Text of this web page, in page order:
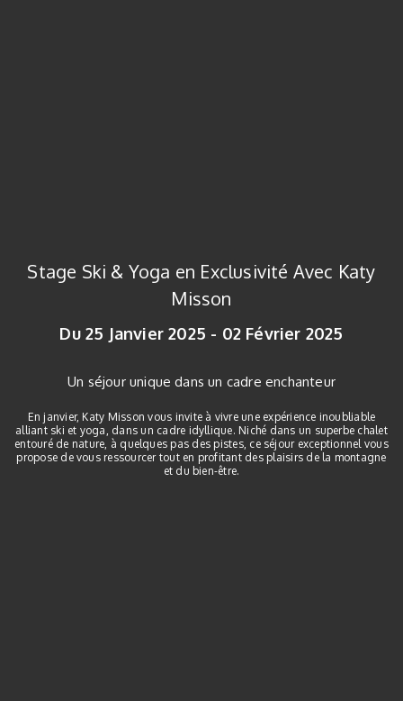
Stage Ski & Yoga en Exclusivité Avec Katy
Misson
Du 25 Janvier 2025 - 02 Février 2025
Un séjour unique dans un cadre enchanteur
En janvier, Katy Misson vous invite à vivre une expérience inoubliable
alliant ski et yoga, dans un cadre idyllique. Niché dans un superbe chalet
entouré de nature, à quelques pas des pistes, ce séjour exceptionnel vous
propose de vous ressourcer tout en profitant des plaisirs de la montagne
et du bien-être.